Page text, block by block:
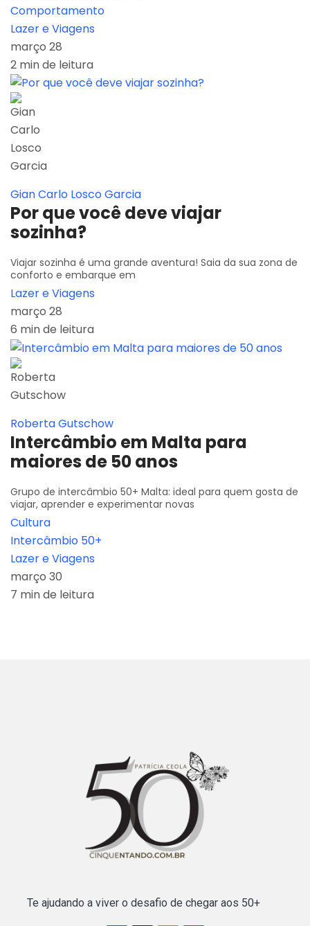
Comportamento
Lazer e Viagens
março 28
2 min de leitura
Gian Carlo Losco Garcia
Por que você deve viajar
sozinha?
Viajar sozinha é uma grande aventura! Saia da sua zona de
conforto e embarque em
Lazer e Viagens
março 28
6 min de leitura
Roberta Gutschow
Intercâmbio em Malta para
maiores de 50 anos
Grupo de intercâmbio 50+ Malta: ideal para quem gosta de
viajar, aprender e experimentar novas
Cultura
Intercâmbio 50+
Lazer e Viagens
março 30
7 min de leitura
Te ajudando a viver o desafio de chegar aos 50+